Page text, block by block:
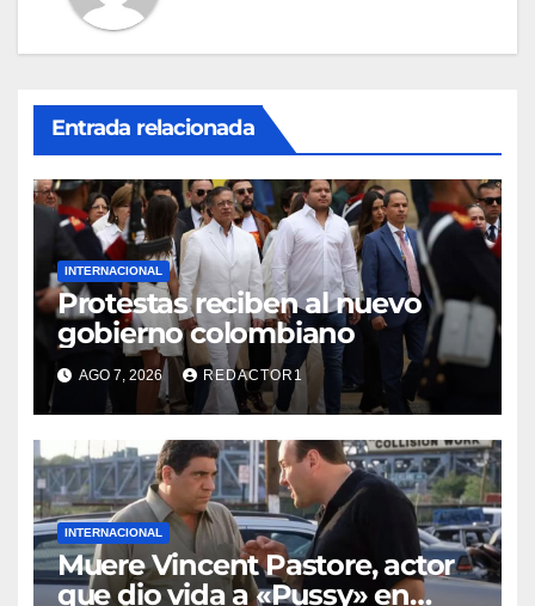
Entrada relacionada
INTERNACIONAL
Protestas reciben al nuevo
gobierno colombiano
AGO 7, 2026 REDACTOR1
INTERNACIONAL
Muere Vincent Pastore, actor
que dio vida a «Pussy» en